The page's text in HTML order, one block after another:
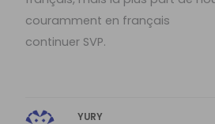
couramment en français
continuer SVP.
YURY